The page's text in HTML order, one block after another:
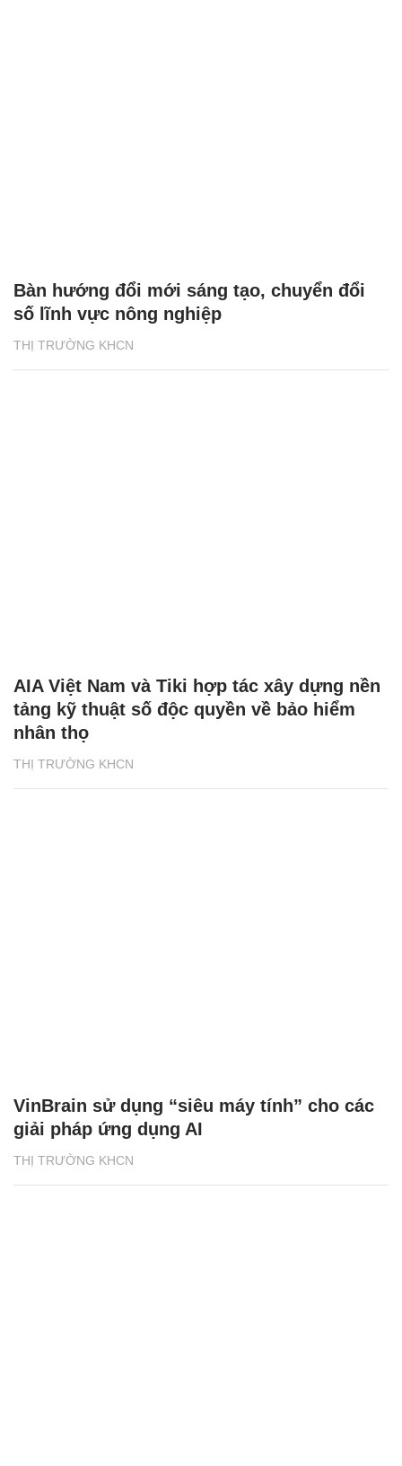
THỊ TRƯỜNG KHCN
Bàn hướng đổi mới sáng tạo, chuyển đổi
số lĩnh vực nông nghiệp
THỊ TRƯỜNG KHCN
AIA Việt Nam và Tiki hợp tác xây dựng nền
tảng kỹ thuật số độc quyền về bảo hiểm
nhân thọ
THỊ TRƯỜNG KHCN
VinBrain sử dụng “siêu máy tính” cho các
giải pháp ứng dụng AI